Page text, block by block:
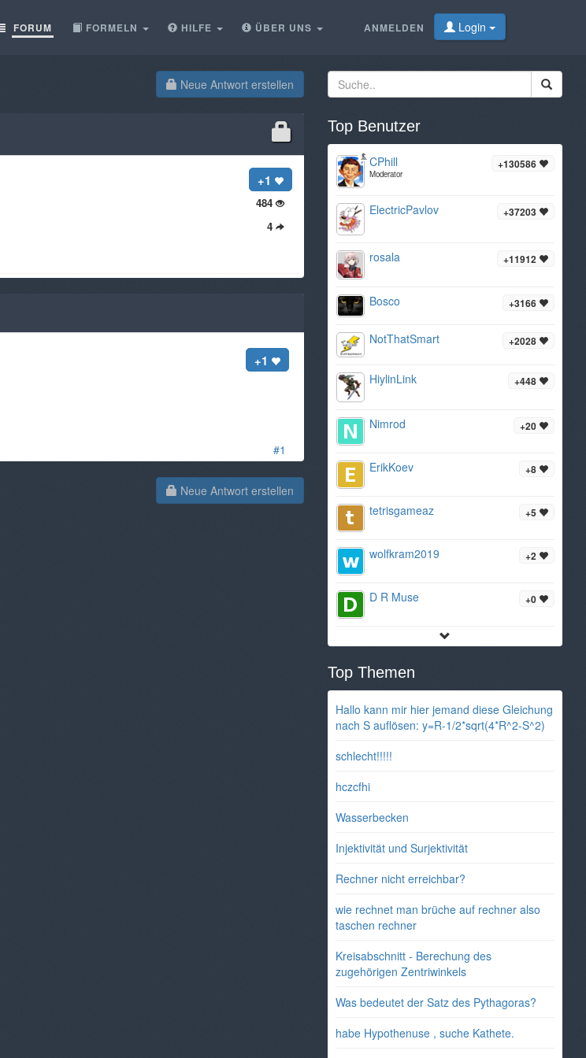
ANMELDEN Login
FORUM FORMELN HILFE ÜBER UNS
Neue Antwort erstellen
+1
484
4
#1
+1
Neue Antwort erstellen
Top Benutzer
+130586
CPhill
Moderator
+37203
ElectricPavlov
+11912
rosala
+3166
Bosco
+2028
NotThatSmart
+448
HiylinLink
+20
Nimrod
+8
ErikKoev
+5
tetrisgameaz
+2
wolfkram2019
+0
D R Muse
Top Themen
Hallo kann mir hier jemand diese Gleichung
nach S auflösen: y=R-1/2*sqrt(4*R^2-S^2)
schlecht!!!!!
hczcfhi
Wasserbecken
Injektivität und Surjektivität
Rechner nicht erreichbar?
wie rechnet man brüche auf rechner also
taschen rechner
Kreisabschnitt - Berechung des
zugehörigen Zentriwinkels
Was bedeutet der Satz des Pythagoras?
habe Hypothenuse , suche Kathete.